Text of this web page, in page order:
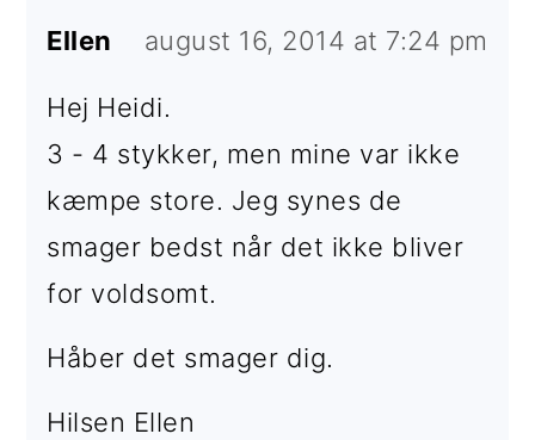
Ellen august 16, 2014 at 7:24 pm
Hej Heidi.
3 - 4 stykker, men mine var ikke
kæmpe store. Jeg synes de
smager bedst når det ikke bliver
for voldsomt.
Håber det smager dig.
Hilsen Ellen